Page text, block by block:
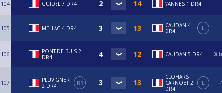
104 GUIDEL 7 DR4 VANNES 1 DR4
105 MELLAC 4 DR4
CAUDAN 4
DR4
L
106
PONT DE BUIS 2
DR4
CAUDAN 5 DR4
107
PLUVIGNER
2 DR4
R1
CLOHARS
CARNOET 2
DR4
L